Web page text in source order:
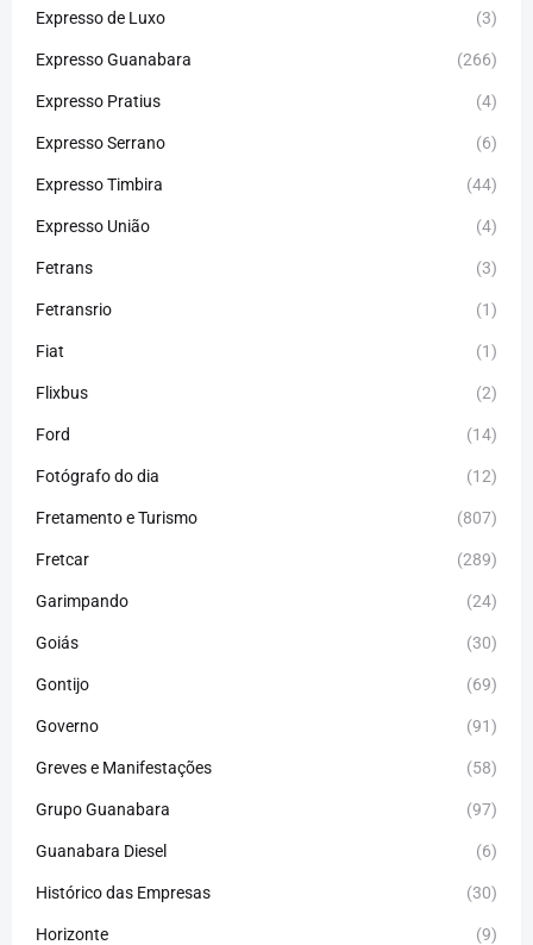
Expresso de Luxo (3)
Expresso Guanabara (266)
Expresso Pratius (4)
Expresso Serrano (6)
Expresso Timbira (44)
Expresso União (4)
Fetrans (3)
Fetransrio (1)
Fiat (1)
Flixbus (2)
Ford (14)
Fotógrafo do dia (12)
Fretamento e Turismo (807)
Fretcar (289)
Garimpando (24)
Goiás (30)
Gontijo (69)
Governo (91)
Greves e Manifestações (58)
Grupo Guanabara (97)
Guanabara Diesel (6)
Histórico das Empresas (30)
Horizonte (9)